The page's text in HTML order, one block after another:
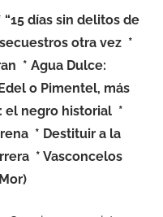
“15 días sin delitos de
otra vez *
* Agua Dulce:
o Pimentel, más
el negro historial *
* Destituir a la
* Vasconcelos